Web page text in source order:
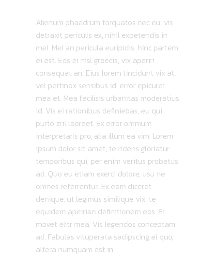
Alienum phaedrum torquatos nec eu, vis
detraxit periculis ex, nihil expetendis in
mei. Mei an pericula euripidis, hinc partem
ei est. Eos ei nisl graecis, vix aperiri
consequat an. Eius lorem tincidunt vix at,
vel pertinax sensibus id, error epicurei
mea et. Mea facilisis urbanitas moderatius
id. Vis ei rationibus definiebas, eu qui
purto zril laoreet. Ex error omnium
interpretaris pro, alia illum ea vim. Lorem
ipsum dolor sit amet, te ridens gloriatur
temporibus qui, per enim veritus probatus
ad. Quo eu etiam exerci dolore, usu ne
omnes referrentur. Ex eam diceret
denique, ut legimus similique vix, te
equidem apeirian definitionem eos. Ei
movet elitr mea. Vis legendos conceptam
ad. Fabulas vituperata sadipscing ei quo,
altera numquam est in.